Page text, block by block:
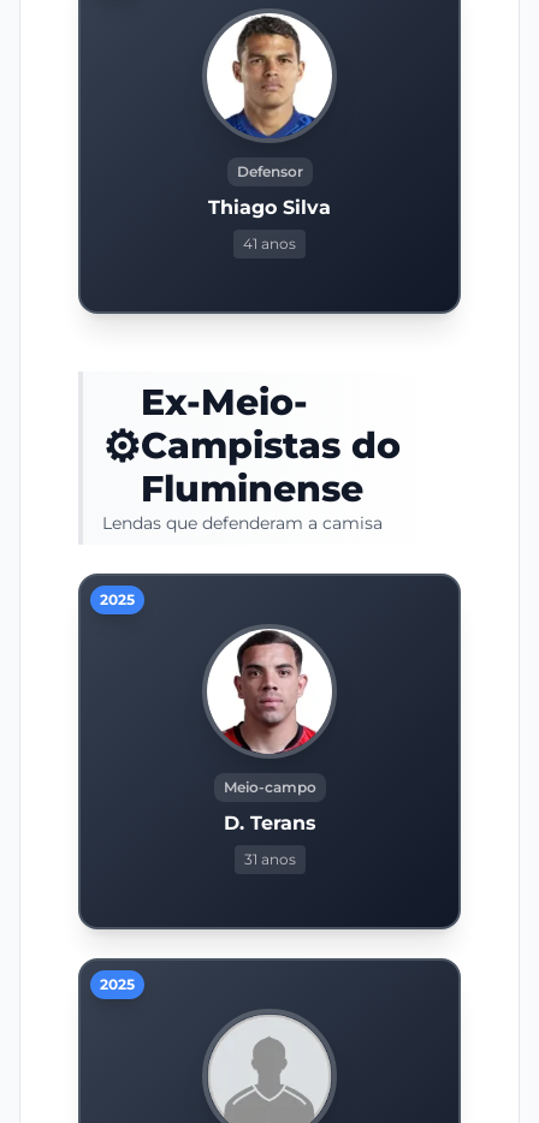
Defensor
Thiago Silva
41 anos
⚙️
Ex-Meio-
Campistas do
Fluminense
Lendas que defenderam a camisa
2025
Meio-campo
D. Terans
31 anos
2025